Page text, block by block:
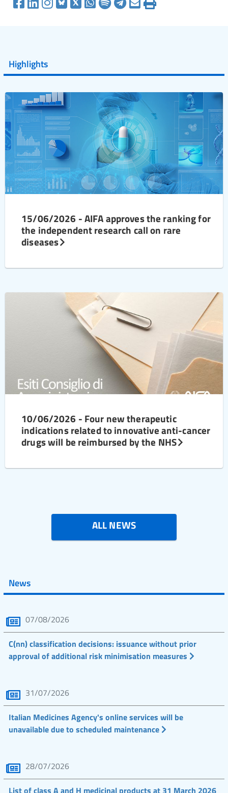
Highlights
15/06/2026 - AIFA approves the ranking for
the independent research call on rare
diseases
10/06/2026 - Four new therapeutic
indications related to innovative anti-cancer
drugs will be reimbursed by the NHS
ALL NEWS
News
07/08/2026
C(nn) classification decisions: issuance without prior
approval of additional risk minimisation measures
31/07/2026
Italian Medicines Agency's online services will be
unavailable due to scheduled maintenance
28/07/2026